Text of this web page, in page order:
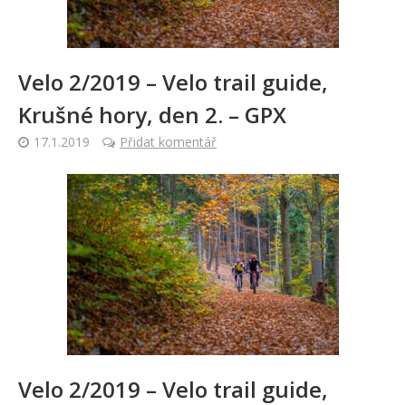
Velo 2/2019 – Velo trail guide,
Krušné hory, den 2. – GPX
17.1.2019 Přidat komentář
Velo 2/2019 – Velo trail guide,